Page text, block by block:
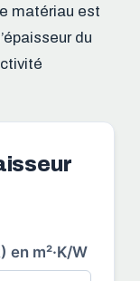
matériau est
du
en m²·K/W